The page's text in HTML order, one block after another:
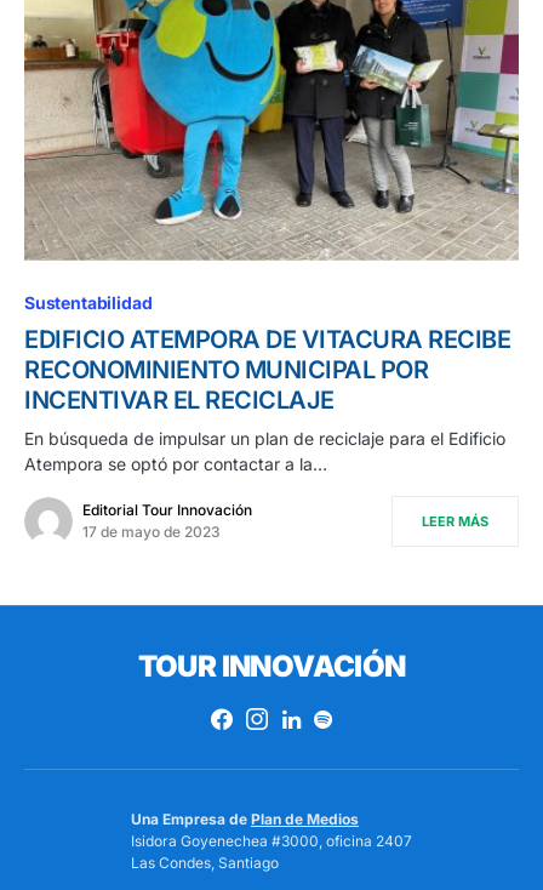
Sustentabilidad
EDIFICIO ATEMPORA DE VITACURA RECIBE
RECONOMINIENTO MUNICIPAL POR
INCENTIVAR EL RECICLAJE
En búsqueda de impulsar un plan de reciclaje para el Edificio
Atempora se optó por contactar a la…
Editorial Tour Innovación
17 de mayo de 2023
LEER MÁS
TOUR INNOVACIÓN
Una Empresa de Plan de Medios
Isidora Goyenechea #3000, oficina 2407
Las Condes, Santiago